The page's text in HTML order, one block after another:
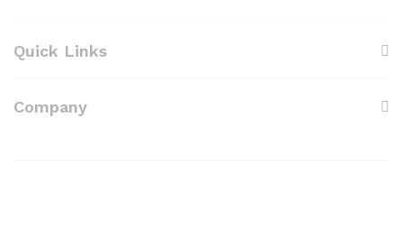
Quick Links
Company